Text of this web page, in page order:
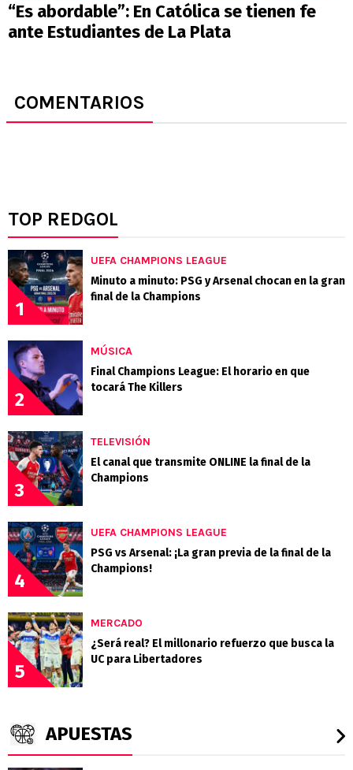
“Es abordable”: En Católica se tienen fe
ante Estudiantes de La Plata
COMENTARIOS
TOP REDGOL
1
UEFA CHAMPIONS LEAGUE
Minuto a minuto: PSG y Arsenal chocan en la gran
final de la Champions
2
MÚSICA
Final Champions League: El horario en que
tocará The Killers
3
TELEVISIÓN
El canal que transmite ONLINE la final de la
Champions
4
UEFA CHAMPIONS LEAGUE
PSG vs Arsenal: ¡La gran previa de la final de la
Champions!
5
MERCADO
¿Será real? El millonario refuerzo que busca la
UC para Libertadores
APUESTAS